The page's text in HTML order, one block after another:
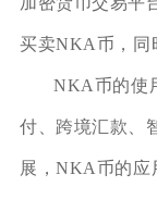
买卖NKA币，同
NKA币的使
付、跨境汇款、
展，NKA币的应